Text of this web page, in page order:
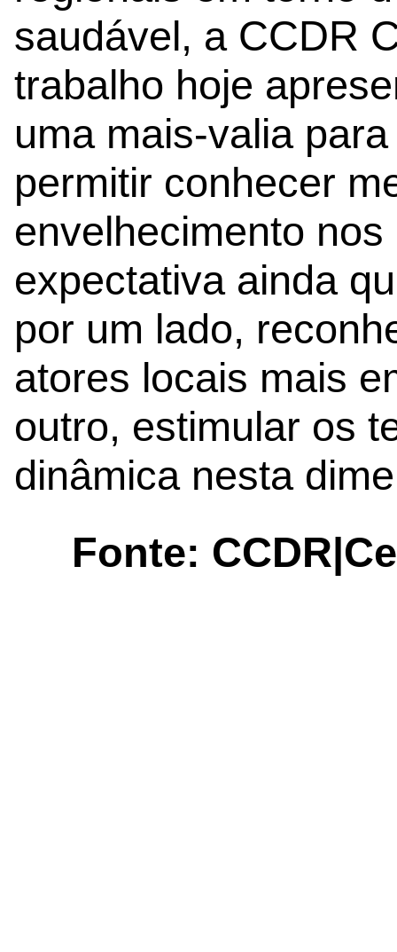
saudável, a CCDR
trabalho hoje
uma mais-valia
permitir conhecer
envelhecimento
expectativa ainda
por um lado,
atores locais mais
outro, estimular os
dinâmica nesta
Fonte: